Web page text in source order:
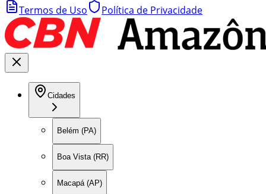
Termos de Uso
Política de Privacidade
Cidades
Belém (PA)
Boa Vista (RR)
Macapá (AP)